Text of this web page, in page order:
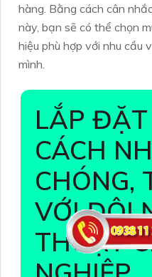
hàng. Bằng cách cân
này, bạn sẽ có thể chọn
hiệu phù hợp với nhu cầu
mình.
LẮP
CÁCH
CHÓNG,
VỚI ĐỘI
THUẬT